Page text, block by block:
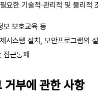
요한 기술적·관리적 및 물리적
보 보호교육 등
시스템 설치, 보안프로그램의
근통제
거부에 관한 사항